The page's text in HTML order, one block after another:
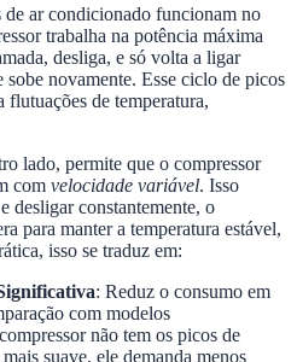
de ar condicionado funcionam no
trabalha na potência máxima
desliga, e só volta a ligar
sobe novamente. Esse ciclo de picos
flutuações de temperatura,
lado, permite que o compressor
com velocidade variável. Isso
desligar constantemente, o
para manter a temperatura estável,
isso se traduz em:
: Reduz o consumo em
com modelos
não tem os picos de
suave, ele demanda menos